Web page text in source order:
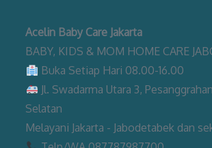
Acelin Baby Care Jakarta
BABY, KIDS & MOM HOME CARE
Buka Setiap Hari 08.00-16.00
Jl. Swadarma Utara 3,
Selatan
Melayani Jakarta - Jabodetabek dan